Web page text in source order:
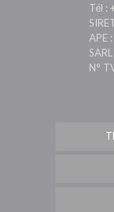
Tél :
APE
N°